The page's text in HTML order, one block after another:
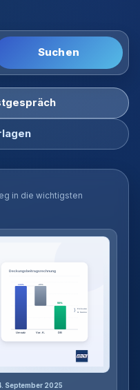
Suchen
in die wichtigsten
September 2025